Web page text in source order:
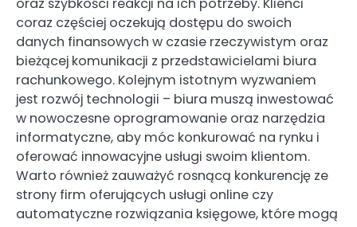
coraz częściej oczekują dostępu do swoich
danych finansowych w czasie rzeczywistym oraz
bieżącej komunikacji z przedstawicielami biura
rachunkowego. Kolejnym istotnym wyzwaniem
jest rozwój technologii – biura muszą inwestować
w nowoczesne oprogramowanie oraz narzędzia
informatyczne, aby móc konkurować na rynku i
oferować innowacyjne usługi swoim klientom.
Warto również zauważyć rosnącą konkurencję ze
strony firm oferujących usługi online czy
automatyczne rozwiązania księgowe, które mogą